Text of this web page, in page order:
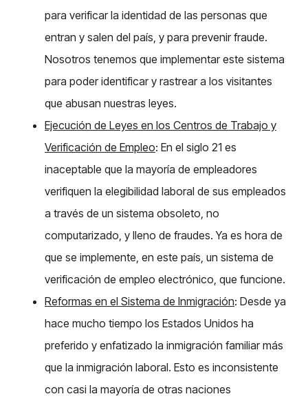
para verificar la identidad de las personas que
entran y salen del país, y para prevenir fraude.
Nosotros tenemos que implementar este sistema
para poder identificar y rastrear a los visitantes
que abusan nuestras leyes.
Ejecución de Leyes en los Centros de Trabajo y
Verificación de Empleo: En el siglo 21 es
inaceptable que la mayoría de empleadores
verifiquen la elegibilidad laboral de sus empleados
a través de un sistema obsoleto, no
computarizado, y lleno de fraudes. Ya es hora de
que se implemente, en este país, un sistema de
verificación de empleo electrónico, que funcione.
Reformas en el Sistema de Inmigración: Desde ya
hace mucho tiempo los Estados Unidos ha
preferido y enfatizado la inmigración familiar más
que la inmigración laboral. Esto es inconsistente
con casi la mayoría de otras naciones